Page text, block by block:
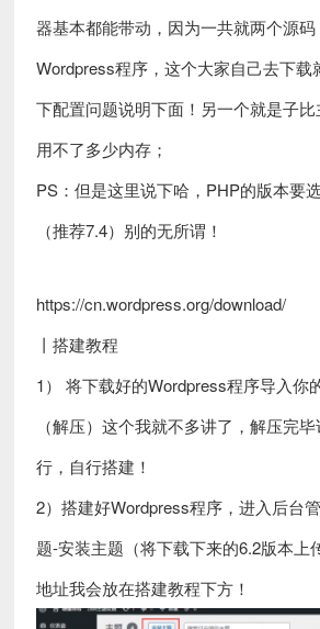
器基本都能带动，因为一共就两个源码
Wordpress程序，这个大家自己去下载
下配置问题说明下面！另一个就是子
用不了多少内存；
PS：但是这里说下哈，PHP的版本要
（推荐7.4）别的无所谓！
https://cn.wordpress.org/download/
丨搭建教程
1） 将下载好的Wordpress程序导入你
（解压）这个我就不多讲了，解压完
行，自行搭建！
2）搭建好Wordpress程序，进入后台
题-安装主题（将下载下来的6.2版本上
地址我会放在搭建教程下方！